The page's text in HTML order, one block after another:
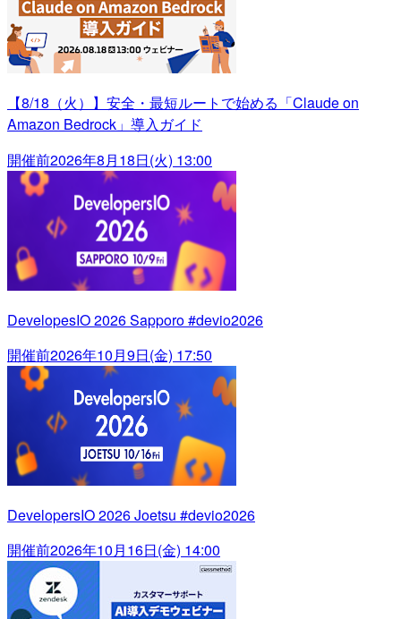
【8/18（火）】安全・最短ルートで始める「Claude on
Amazon Bedrock」導入ガイド
開催前2026年8月18日(火) 13:00
DevelopesIO 2026 Sapporo #devio2026
開催前2026年10月9日(金) 17:50
DevelopersIO 2026 Joetsu #devio2026
開催前2026年10月16日(金) 14:00